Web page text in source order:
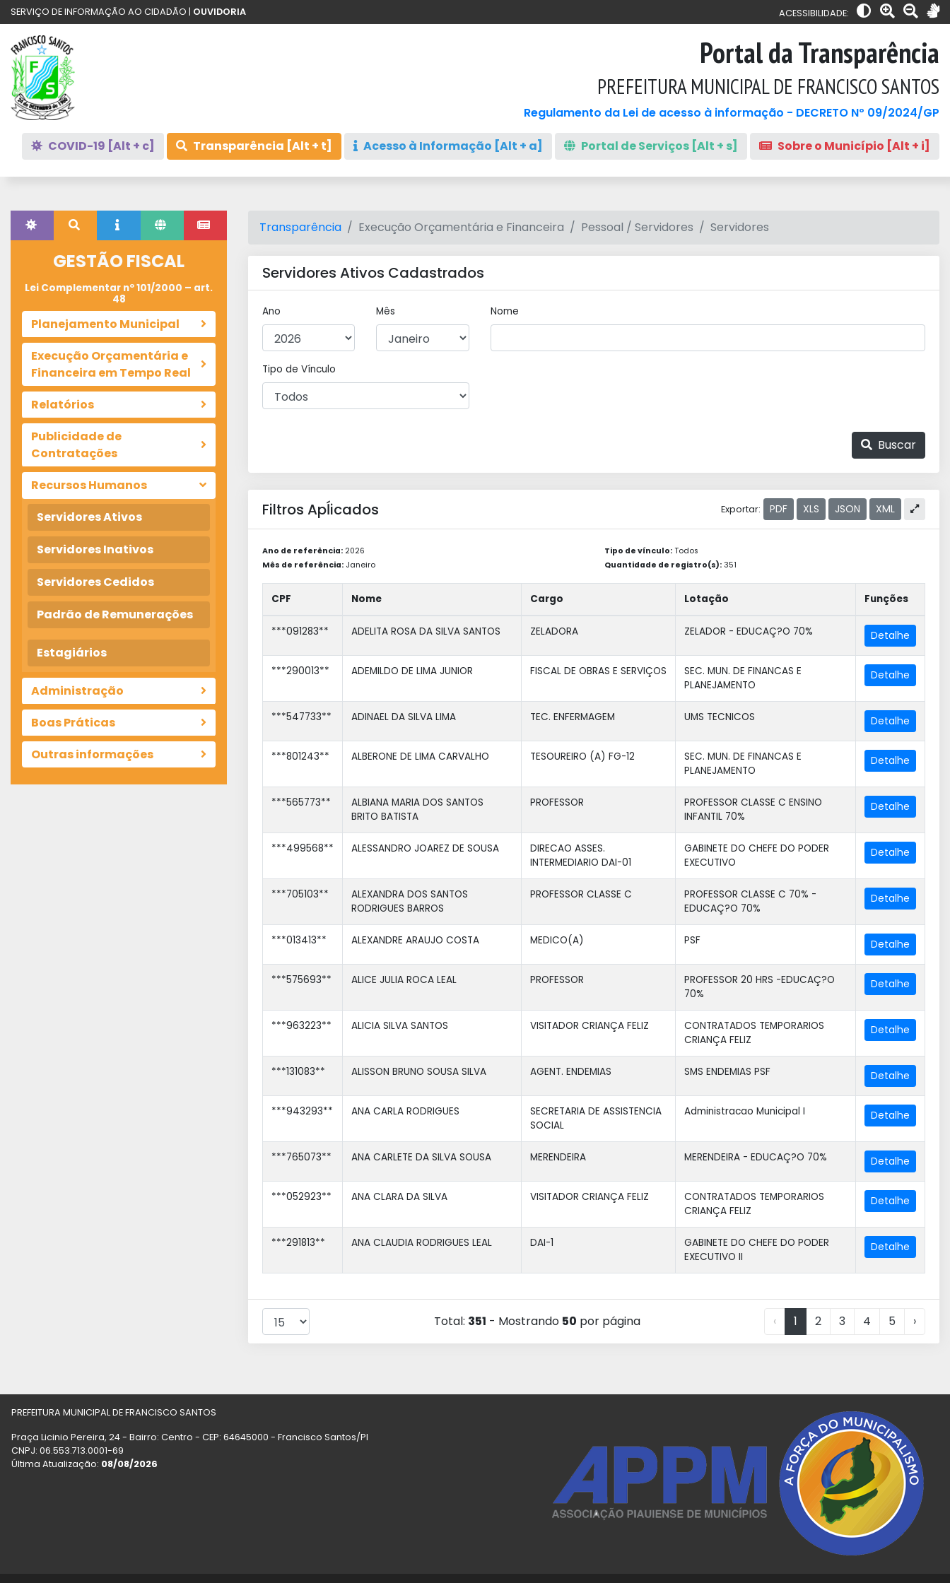
SERVIÇO DE INFORMAÇÃO AO CIDADÃO | OUVIDORIA ACESSIBILIDADE:
Portal da Transparência
PREFEITURA MUNICIPAL DE FRANCISCO SANTOS
Regulamento da Lei de acesso à informação - DECRETO Nº 09/2024/GP
COVID-19 [Alt + c] Transparência [Alt + t] Acesso à Informação [Alt + a] Portal de Serviços [Alt + s] Sobre o Município [Alt + i]
GESTÃO FISCAL
Lei Complementar nº 101/2000 – art.
48
Planejamento Municipal
Execução Orçamentária e
Financeira em Tempo Real
Relatórios
Publicidade de
Contratações
Recursos Humanos
Servidores Ativos
Servidores Inativos
Servidores Cedidos
Padrão de Remunerações
Estagiários
Administração
Boas Práticas
Outras informações
Transparência Execução Orçamentária e Financeira Pessoal / Servidores Servidores
Servidores Ativos Cadastrados
Ano Mês Nome
Tipo de Vínculo
Buscar
Filtros Apĺicados Exportar: PDF XLS JSON XML
Ano de referência: 2026
Mês de referência: Janeiro
Tipo de vínculo: Todos
Quantidade de registro(s): 351
CPF Nome Cargo Lotação Funções
***091283** ADELITA ROSA DA SILVA SANTOS ZELADORA ZELADOR - EDUCAÇ?O 70%
***290013** ADEMILDO DE LIMA JUNIOR FISCAL DE OBRAS E SERVIÇOS
SEC. MUN. DE FINANCAS E
PLANEJAMENTO
***547733** ADINAEL DA SILVA LIMA TEC. ENFERMAGEM UMS TECNICOS
***801243** ALBERONE DE LIMA CARVALHO TESOUREIRO (A) FG-12
SEC. MUN. DE FINANCAS E
PLANEJAMENTO
***565773**
ALBIANA MARIA DOS SANTOS
BRITO BATISTA
PROFESSOR
PROFESSOR CLASSE C ENSINO
INFANTIL 70%
***499568** ALESSANDRO JOAREZ DE SOUSA
DIRECAO ASSES.
INTERMEDIARIO DAI-01
GABINETE DO CHEFE DO PODER
EXECUTIVO
***705103**
ALEXANDRA DOS SANTOS
RODRIGUES BARROS
PROFESSOR CLASSE C
PROFESSOR CLASSE C 70% -
EDUCAÇ?O 70%
***013413** ALEXANDRE ARAUJO COSTA MEDICO(A) PSF
***575693** ALICE JULIA ROCA LEAL PROFESSOR
PROFESSOR 20 HRS -EDUCAÇ?O
70%
***963223** ALICIA SILVA SANTOS VISITADOR CRIANÇA FELIZ
CONTRATADOS TEMPORARIOS
CRIANÇA FELIZ
***131083** ALISSON BRUNO SOUSA SILVA AGENT. ENDEMIAS SMS ENDEMIAS PSF
***943293** ANA CARLA RODRIGUES
SECRETARIA DE ASSISTENCIA
SOCIAL
Administracao Municipal I
***765073** ANA CARLETE DA SILVA SOUSA MERENDEIRA MERENDEIRA - EDUCAÇ?O 70%
***052923** ANA CLARA DA SILVA VISITADOR CRIANÇA FELIZ
CONTRATADOS TEMPORARIOS
CRIANÇA FELIZ
***291813** ANA CLAUDIA RODRIGUES LEAL DAI-1
GABINETE DO CHEFE DO PODER
EXECUTIVO II
Total: 351 - Mostrando 50 por página ‹ 1 2 3 4 5 ›
PREFEITURA MUNICIPAL DE FRANCISCO SANTOS
Praça Licinio Pereira, 24 - Bairro: Centro - CEP: 64645000 - Francisco Santos/PI
CNPJ: 06.553.713.0001-69
Última Atualização: 08/08/2026